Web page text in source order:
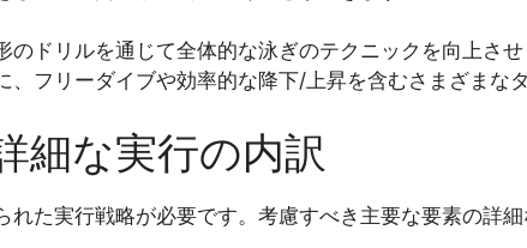
ドリルを通じて全体的な泳ぎのテクニックを向上させ
、フリーダイブや効率的な降下/上昇を含むさまざまな
細な実行の内訳
た実行戦略が必要です。考慮すべき主要な要素の詳細